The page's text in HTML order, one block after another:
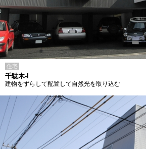
住宅
千駄木-I
建物をずらして配置して自然光を取り込む